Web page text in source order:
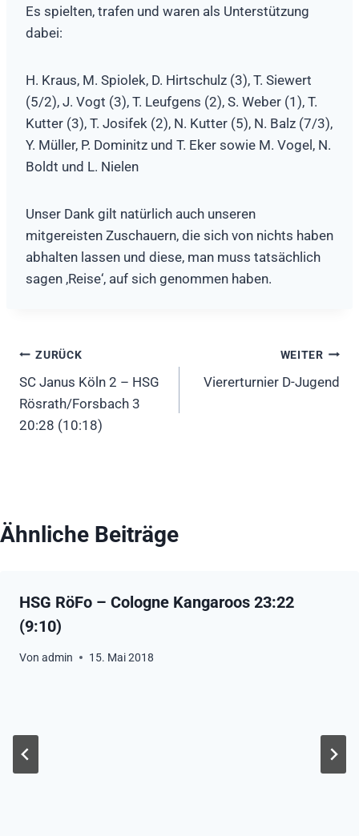
Es spielten, trafen und waren als Unterstützung
dabei:
H. Kraus, M. Spiolek, D. Hirtschulz (3), T. Siewert
(5/2), J. Vogt (3), T. Leufgens (2), S. Weber (1), T.
Kutter (3), T. Josifek (2), N. Kutter (5), N. Balz (7/3),
Y. Müller, P. Dominitz und T. Eker sowie M. Vogel, N.
Boldt und L. Nielen
Unser Dank gilt natürlich auch unseren
mitgereisten Zuschauern, die sich von nichts haben
abhalten lassen und diese, man muss tatsächlich
sagen ‚Reise‘, auf sich genommen haben.
Beitragsnavigation
ZURÜCK
SC Janus Köln 2 – HSG
Rösrath/Forsbach 3
20:28 (10:18)
WEITER
Viererturnier D-Jugend
Ähnliche Beiträge
HSG RöFo – Cologne Kangaroos 23:22
(9:10)
Von admin 15. Mai 2018